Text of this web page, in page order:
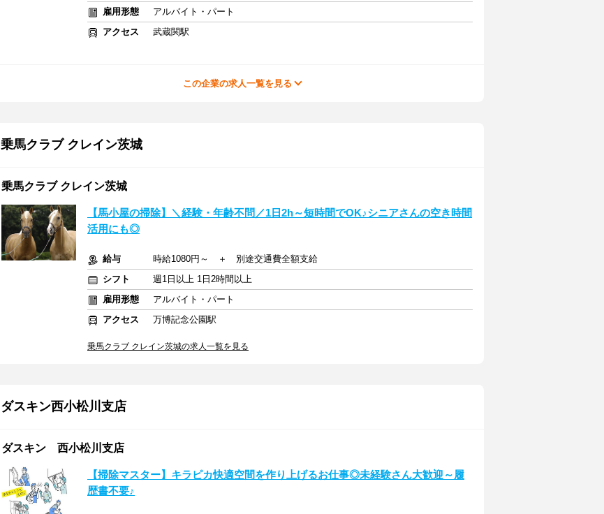
雇用形態
アルバイト・パート
アクセス
武蔵関駅
この企業の求人一覧を見る
乗馬クラブ クレイン茨城
乗馬クラブ クレイン茨城
【馬小屋の掃除】＼経験・年齢不問／1日2h～短時間でOK♪シニアさんの空き時間
活用にも◎
給与
時給1080円～ ＋ 別途交通費全額支給
シフト
週1日以上 1日2時間以上
雇用形態
アルバイト・パート
アクセス
万博記念公園駅
乗馬クラブ クレイン茨城の求人一覧を見る
ダスキン西小松川支店
ダスキン 西小松川支店
【掃除マスター】キラピカ快適空間を作り上げるお仕事◎未経験さん大歓迎～履
歴書不要♪